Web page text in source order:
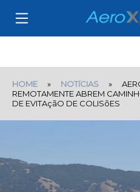
HOME » NOTíCIAS »
REMOTAMENTE ABREM
DE EVITAçãO DE COLISõES